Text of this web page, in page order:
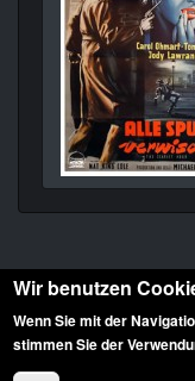
Diese Website ist
Rechte vorbehalten.
Wir benutzen
Wenn Sie mit der
stimmen Sie der